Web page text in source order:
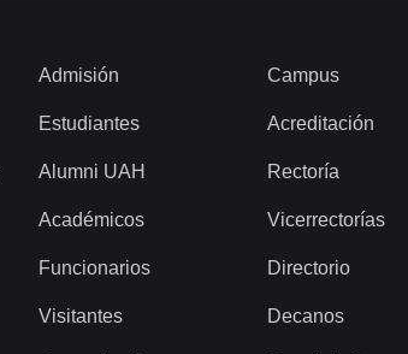
Admisión
Estudiantes
Alumni UAH
Académicos
Funcionarios
Visitantes
Campus
Acreditación
Rectoría
Vicerrectorías
Directorio
Decanos